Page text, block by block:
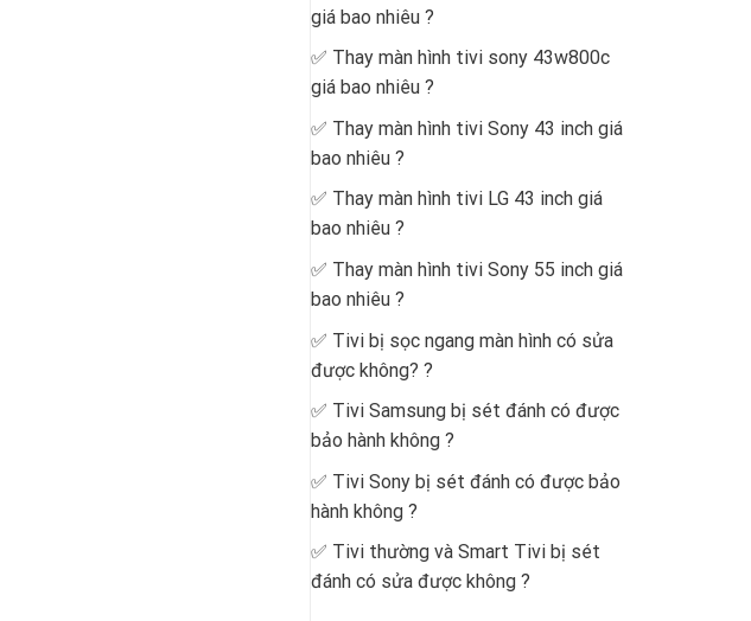
giá bao nhiêu ?
✅ Thay màn hình tivi sony 43w800c
giá bao nhiêu ?
✅ Thay màn hình tivi Sony 43 inch giá
bao nhiêu ?
✅ Thay màn hình tivi LG 43 inch giá
bao nhiêu ?
✅ Thay màn hình tivi Sony 55 inch giá
bao nhiêu ?
✅ Tivi bị sọc ngang màn hình có sửa
được không? ?
✅ Tivi Samsung bị sét đánh có được
bảo hành không ?
✅ Tivi Sony bị sét đánh có được bảo
hành không ?
✅ Tivi thường và Smart Tivi bị sét
đánh có sửa được không ?